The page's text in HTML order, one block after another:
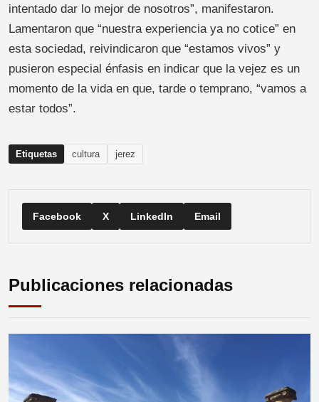
intentado dar lo mejor de nosotros”, manifestaron.
Lamentaron que “nuestra experiencia ya no cotice” en
esta sociedad, reivindicaron que “estamos vivos” y
pusieron especial énfasis en indicar que la vejez es un
momento de la vida en que, tarde o temprano, “vamos a
estar todos”.
Etiquetas cultura jerez
Facebook X LinkedIn Email
Publicaciones relacionadas